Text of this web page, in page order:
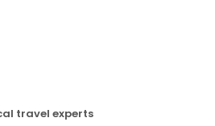
travel experts